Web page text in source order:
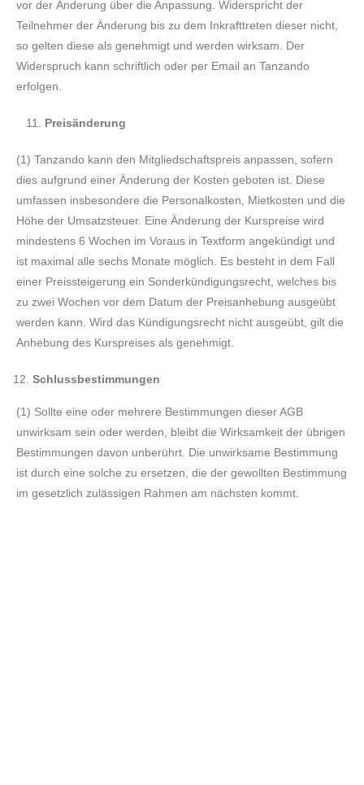
vor der Änderung über die Anpassung. Widerspricht der
Teilnehmer der Änderung bis zu dem Inkrafttreten dieser nicht,
so gelten diese als genehmigt und werden wirksam. Der
Widerspruch kann schriftlich oder per Email an Tanzando
erfolgen.
11. Preisänderung
(1) Tanzando kann den Mitgliedschaftspreis anpassen, sofern
dies aufgrund einer Änderung der Kosten geboten ist. Diese
umfassen insbesondere die Personalkosten, Mietkosten und die
Höhe der Umsatzsteuer. Eine Änderung der Kurspreise wird
mindestens 6 Wochen im Voraus in Textform angekündigt und
ist maximal alle sechs Monate möglich. Es besteht in dem Fall
einer Preissteigerung ein Sonderkündigungsrecht, welches bis
zu zwei Wochen vor dem Datum der Preisanhebung ausgeübt
werden kann. Wird das Kündigungsrecht nicht ausgeübt, gilt die
Anhebung des Kurspreises als genehmigt.
Schlussbestimmungen
(1) Sollte eine oder mehrere Bestimmungen dieser AGB
unwirksam sein oder werden, bleibt die Wirksamkeit der übrigen
Bestimmungen davon unberührt. Die unwirksame Bestimmung
ist durch eine solche zu ersetzen, die der gewollten Bestimmung
im gesetzlich zulässigen Rahmen am nächsten kommt